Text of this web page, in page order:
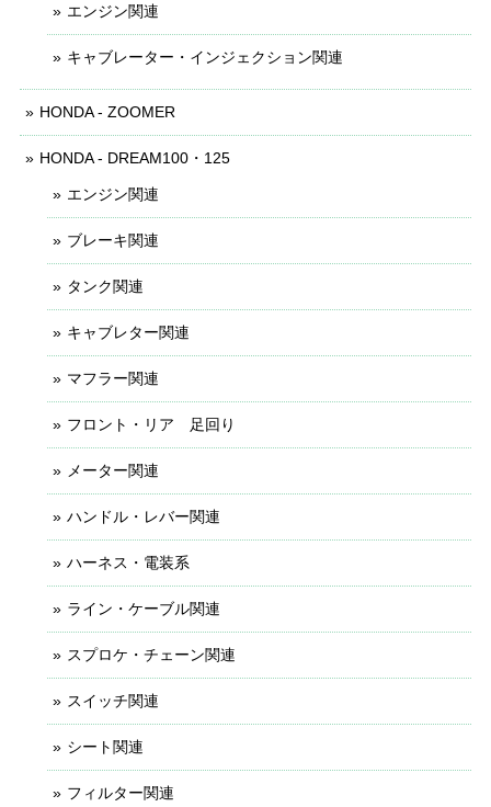
エンジン関連
キャブレーター・インジェクション関連
HONDA - ZOOMER
HONDA - DREAM100・125
エンジン関連
ブレーキ関連
タンク関連
キャブレター関連
マフラー関連
フロント・リア 足回り
メーター関連
ハンドル・レバー関連
ハーネス・電装系
ライン・ケーブル関連
スプロケ・チェーン関連
スイッチ関連
シート関連
フィルター関連